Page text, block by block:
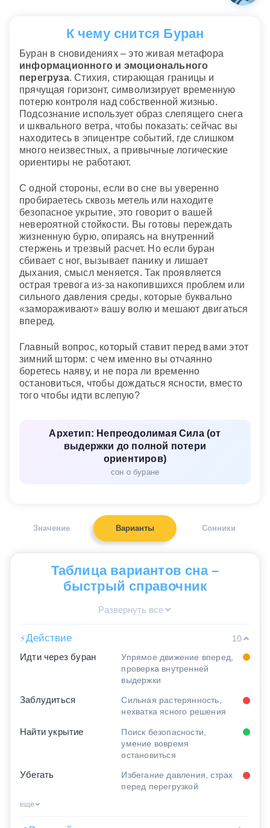
К чему снится Буран
Буран в сновидениях – это живая метафора
информационного и эмоционального
перегруза. Стихия, стирающая границы и
прячущая горизонт, символизирует временную
потерю контроля над собственной жизнью.
Подсознание использует образ слепящего снега
и шквального ветра, чтобы показать: сейчас вы
находитесь в эпицентре событий, где слишком
много неизвестных, а привычные логические
ориентиры не работают.
С одной стороны, если во сне вы уверенно
пробираетесь сквозь метель или находите
безопасное укрытие, это говорит о вашей
невероятной стойкости. Вы готовы переждать
жизненную бурю, опираясь на внутренний
стержень и трезвый расчет. Но если буран
сбивает с ног, вызывает панику и лишает
дыхания, смысл меняется. Так проявляется
острая тревога из-за накопившихся проблем или
сильного давления среды, которые буквально
«замораживают» вашу волю и мешают двигаться
вперед.
Главный вопрос, который ставит перед вами этот
зимний шторм: с чем именно вы отчаянно
боретесь наяву, и не пора ли временно
остановиться, чтобы дождаться ясности, вместо
того чтобы идти вслепую?
Архетип: Непреодолимая Сила (от
выдержки до полной потери
ориентиров)
сон о буране
Значение Варианты Сонники
Таблица вариантов сна –
быстрый справочник
Развернуть все
⚡Действие
10
Идти через буран
Упрямое движение вперед,
проверка внутренней
выдержки
Заблудиться
Сильная растерянность,
нехватка ясного решения
Найти укрытие
Поиск безопасности,
умение вовремя
остановиться
Убегать
Избегание давления, страх
перед перегрузкой
еще